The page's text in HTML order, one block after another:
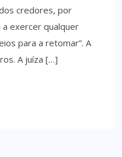
credores, por
exercer qualquer
para a retomar”. A
A juíza […]